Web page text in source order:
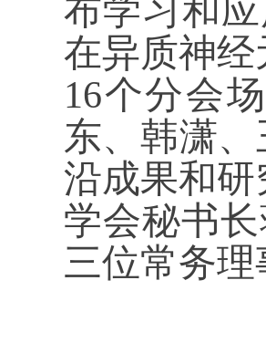
布学习和
在异质神
16个分会
东、韩潇
沿成果和
学会秘书
三位常务